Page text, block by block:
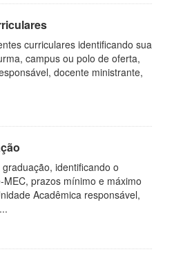
curriculares identificando sua
campus ou polo de oferta,
docente ministrante,
identificando o
prazos mínimo e máximo
Acadêmica responsável,